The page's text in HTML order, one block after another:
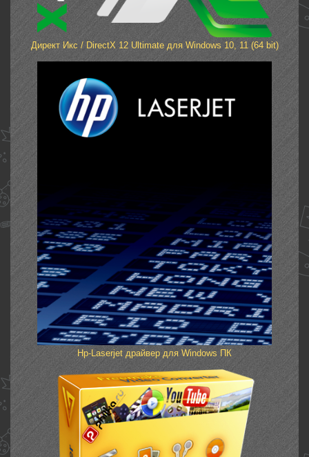
Директ Икс / DirectX 12 Ultimate для Windows 10, 11 (64 bit)
Hp-Laserjet драйвер для Windows ПК